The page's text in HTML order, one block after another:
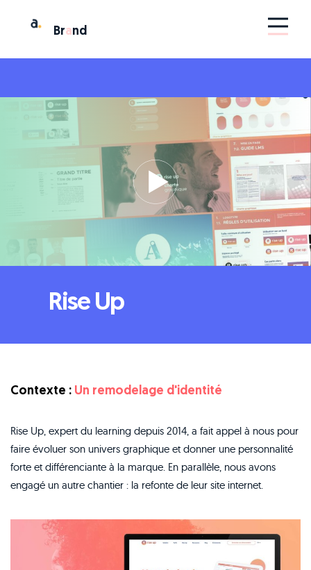
Brand
Rise Up
Contexte : Un remodelage d'identité
Rise Up, expert du learning depuis 2014, a fait appel à nous pour
faire évoluer son univers graphique et donner une personnalité
forte et différenciante à la marque. En parallèle, nous avons
engagé un autre chantier : la refonte de leur site internet.